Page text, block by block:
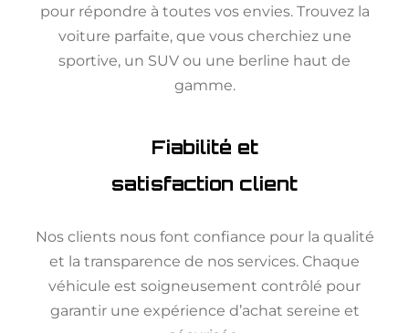
pour répondre à toutes vos envies. Trouvez la
voiture parfaite, que vous cherchiez une
sportive, un SUV ou une berline haut de
gamme.
Fiabilité et
satisfaction client
Nos clients nous font confiance pour la qualité
et la transparence de nos services. Chaque
véhicule est soigneusement contrôlé pour
garantir une expérience d’achat sereine et